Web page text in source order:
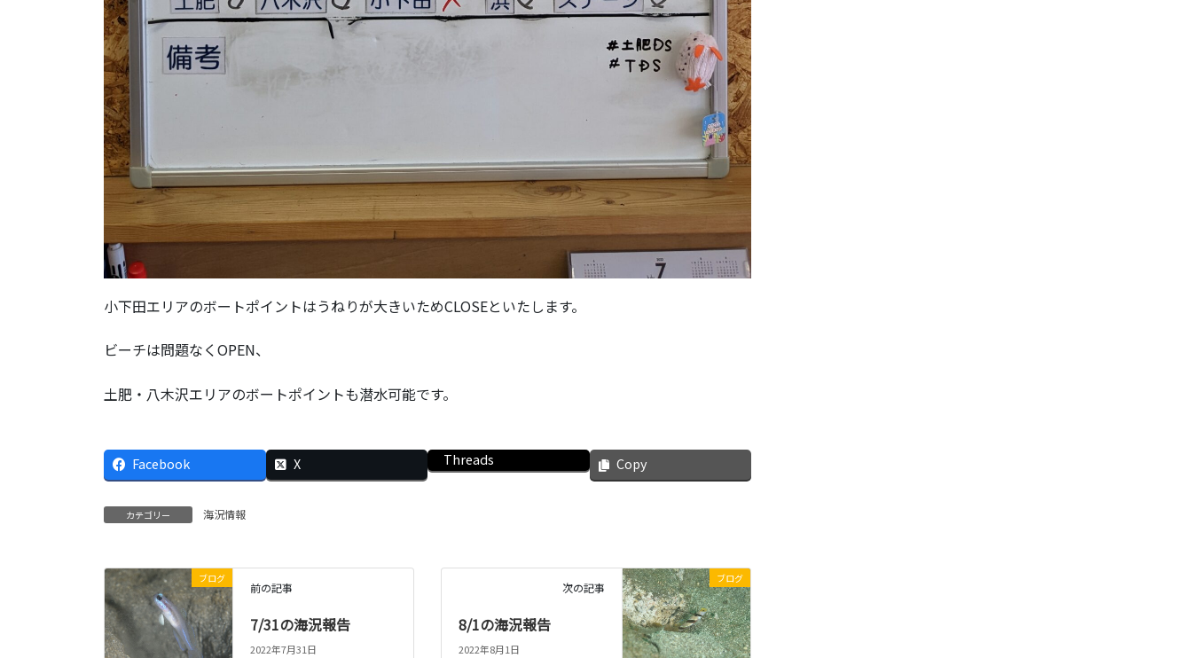
小下田エリアのボートポイントはうねりが大きいためCLOSEといたします。
ビーチは問題なくOPEN、
土肥・八木沢エリアのボートポイントも潜水可能です。
Facebook X Threads Copy
カテゴリー 海況情報
ブログ
前の記事
7/31の海況報告
2022年7月31日
ブログ
次の記事
8/1の海況報告
2022年8月1日